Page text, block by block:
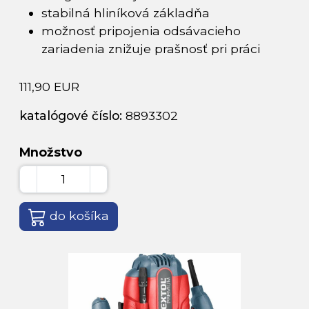
stabilná hliníková základňa
možnosť pripojenia odsávacieho
zariadenia znižuje prašnosť pri práci
111,90 EUR
katalógové číslo: 8893302
Množstvo
do košíka